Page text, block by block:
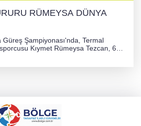
RÜMEYSA DÜNYA
Şampiyonası'nda, Termal
Kıymet Rümeysa Tezcan, 69